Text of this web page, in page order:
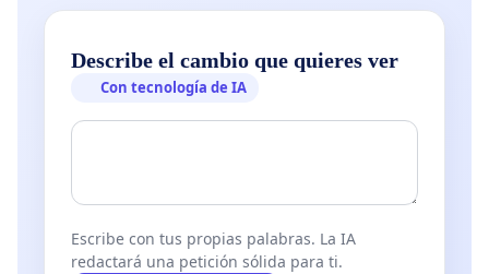
Describe el cambio que quieres ver
Con tecnología de IA
Escribe con tus propias palabras. La IA
redactará una petición sólida para ti.